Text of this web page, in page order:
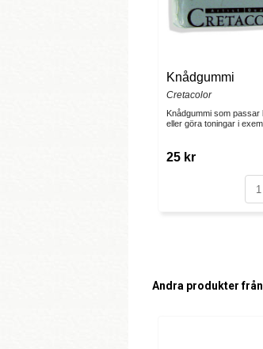
Knådgummi
Cretacolor
Knådgummi som passar
eller göra toningar i
25 kr
Andra produkter